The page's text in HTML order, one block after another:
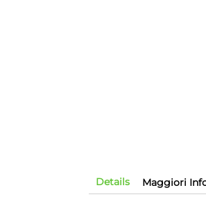
Details Maggiori